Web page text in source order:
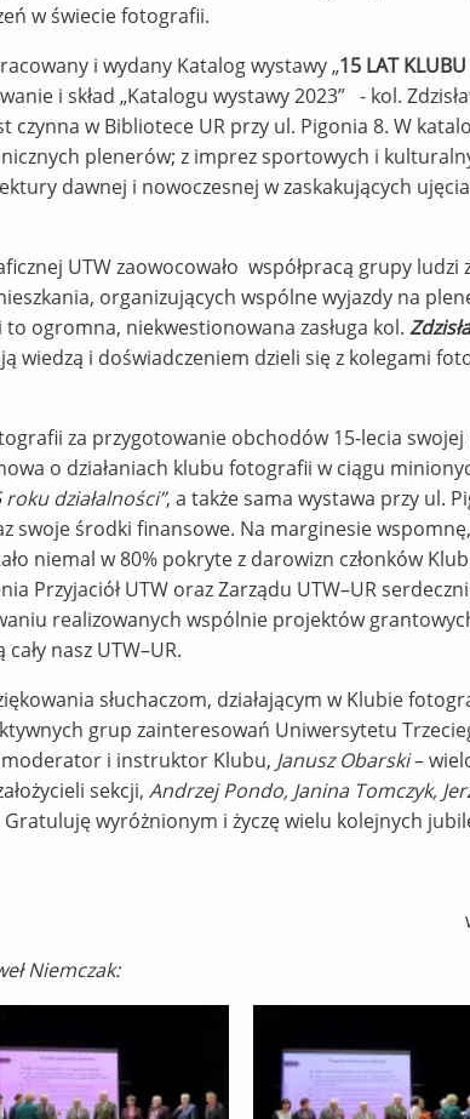
w świecie fotografii.
i wydany Katalog wystawy „15 LAT
i skład „Katalogu wystawy 2023” - kol.
czynna w Bibliotece UR przy ul. Pigonia 8. W
plenerów; z imprez sportowych i
dawnej i nowoczesnej w zaskakujących
UTW zaowocowało współpracą grupy ludzi
organizujących wspólne wyjazdy na
ogromna, niekwestionowana zasługa kol.
wiedzą i doświadczeniem dzieli się z kolegami
za przygotowanie obchodów 15-lecia swojej
o działaniach klubu fotografii w ciągu
działalności”, a także sama wystawa przy ul.
swoje środki finansowe. Na marginesie
niemal w 80% pokryte z darowizn członków
Przyjaciół UTW oraz Zarządu UTW–UR
realizowanych wspólnie projektów
nasz UTW–UR.
słuchaczom, działającym w Klubie
grup zainteresowań Uniwersytetu
moderator i instruktor Klubu, Janusz Obarski–
sekcji, Andrzej Pondo, Janina Tomczyk,
Gratuluję wyróżnionym i życzę wielu kolejnych
Niemczak: